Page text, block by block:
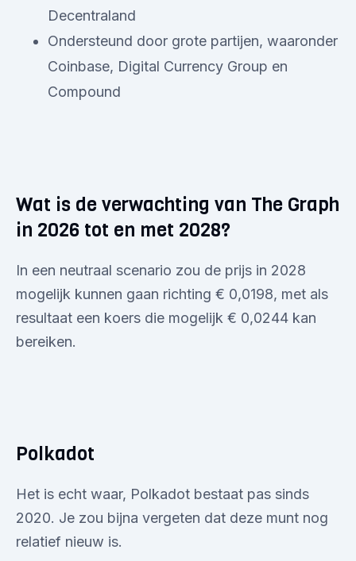
Decentraland
Ondersteund door grote partijen, waaronder
Coinbase, Digital Currency Group en
Compound
Wat is de verwachting van The Graph
in 2026 tot en met 2028?
In een neutraal scenario zou de prijs in 2028
mogelijk kunnen gaan richting € 0,0198, met als
resultaat een koers die mogelijk € 0,0244 kan
bereiken.
Polkadot
Het is echt waar, Polkadot bestaat pas sinds
2020. Je zou bijna vergeten dat deze munt nog
relatief nieuw is.